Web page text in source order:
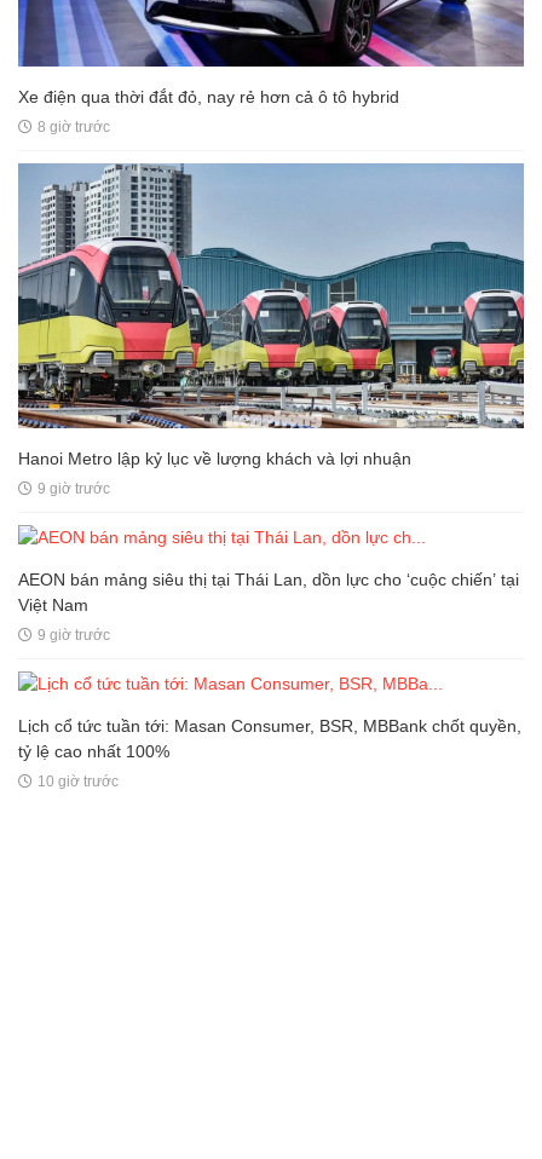
Xe điện qua thời đắt đỏ, nay rẻ hơn cả ô tô hybrid
8 giờ trước
Hanoi Metro lập kỷ lục về lượng khách và lợi nhuận
9 giờ trước
AEON bán mảng siêu thị tại Thái Lan, dồn lực cho ‘cuộc chiến’ tại
Việt Nam
9 giờ trước
Lịch cổ tức tuần tới: Masan Consumer, BSR, MBBank chốt quyền,
tỷ lệ cao nhất 100%
10 giờ trước